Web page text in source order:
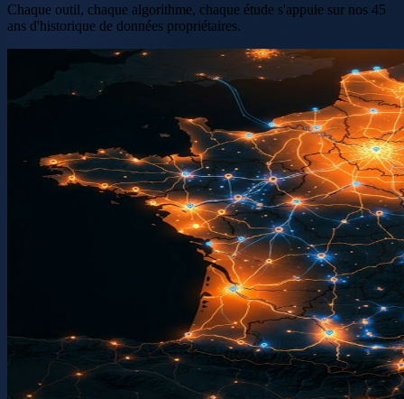
Chaque outil, chaque algorithme, chaque étude s'appuie sur nos 45
ans d'historique de données propriétaires.